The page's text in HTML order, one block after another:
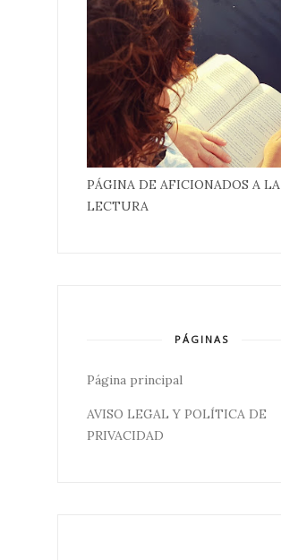
PÁGINA DE AFICIONADOS A LA
LECTURA
PÁGINAS
Página principal
AVISO LEGAL Y POLÍTICA DE
PRIVACIDAD